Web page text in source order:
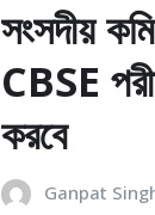
সংসদীয়
CBSE
করবে
Ganpat